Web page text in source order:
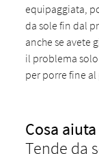
equipaggiata,
da sole fin dal
anche se avete
il problema
per porre fine
Cosa
Tende da